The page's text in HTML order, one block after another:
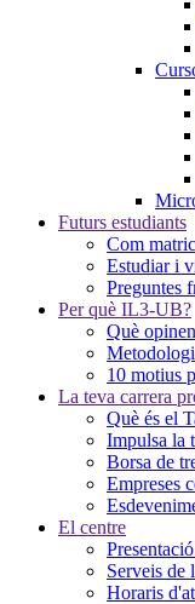
Futurs estudiants
Com
Estudiar i
Preguntes
Per què IL3-UB?
Què
10 motius
La teva carrera
Què és el
Impulsa la
Borsa de
Empreses
El centre
Serveis
Horaris